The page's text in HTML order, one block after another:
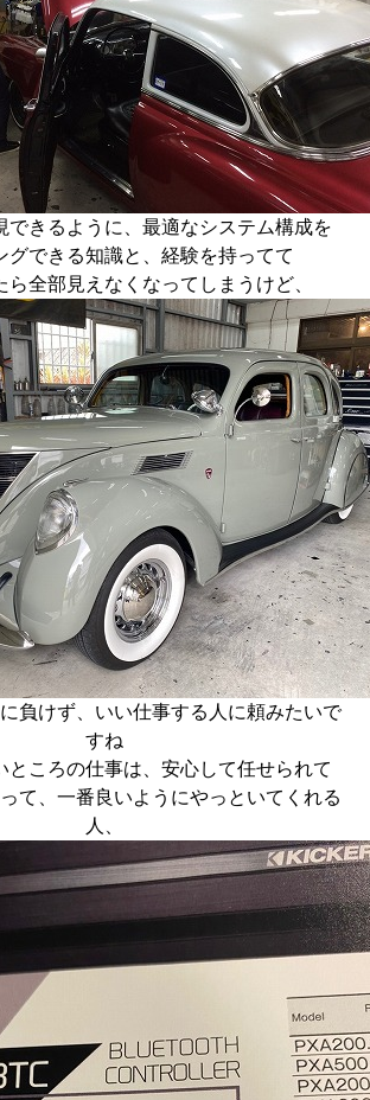
できるように、最適なシステム構成を
グできる知識と、経験を持ってて
ら全部見えなくなってしまうけど、
負けず、いい仕事する人に頼みたいで
すね
ところの仕事は、安心して任せられて
て、一番良いようにやっといてくれる
人、